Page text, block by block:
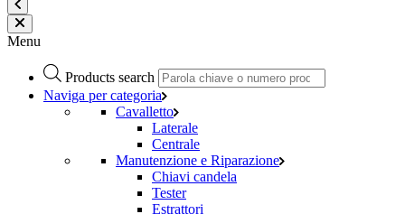
Menu
Products search
Naviga per categoria
Cavalletto
Laterale
Centrale
Manutenzione e Riparazione
Chiavi candela
Tester
Estrattori